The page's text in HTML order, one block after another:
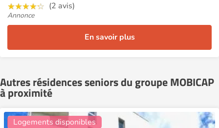
(2 avis)
Annonce
En savoir plus
Autres résidences seniors du groupe MOBICAP
à proximité
Logements disponibles